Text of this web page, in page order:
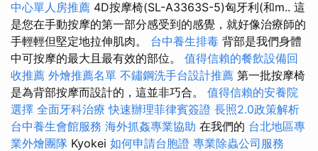
中心單人房推薦 4D按摩椅(SL-A3363S-5)匈牙利(和m.. 這
是您在手動按摩的第一部分感受到的感覺，就好像治療師的
手輕輕但堅定地拉伸肌肉。 台中養生排毒 背部是我們身體
中可按摩的最大且最有效的部位。 值得信賴的餐飲設備回
收推薦 外燴推薦名單 不鏽鋼洗手台設計推薦 第一批按摩椅
是為背部按摩而設計的，這並非巧合。 值得信賴的安養院
選擇 全面牙科治療 快速辦理菲律賓簽證 長照2.0政策解析
台中養生會館服務 海外抓姦專業協助 在我們的 台北地區專
業外燴團隊 Kyokei 如何申請台胞證 專業除蟲公司服務